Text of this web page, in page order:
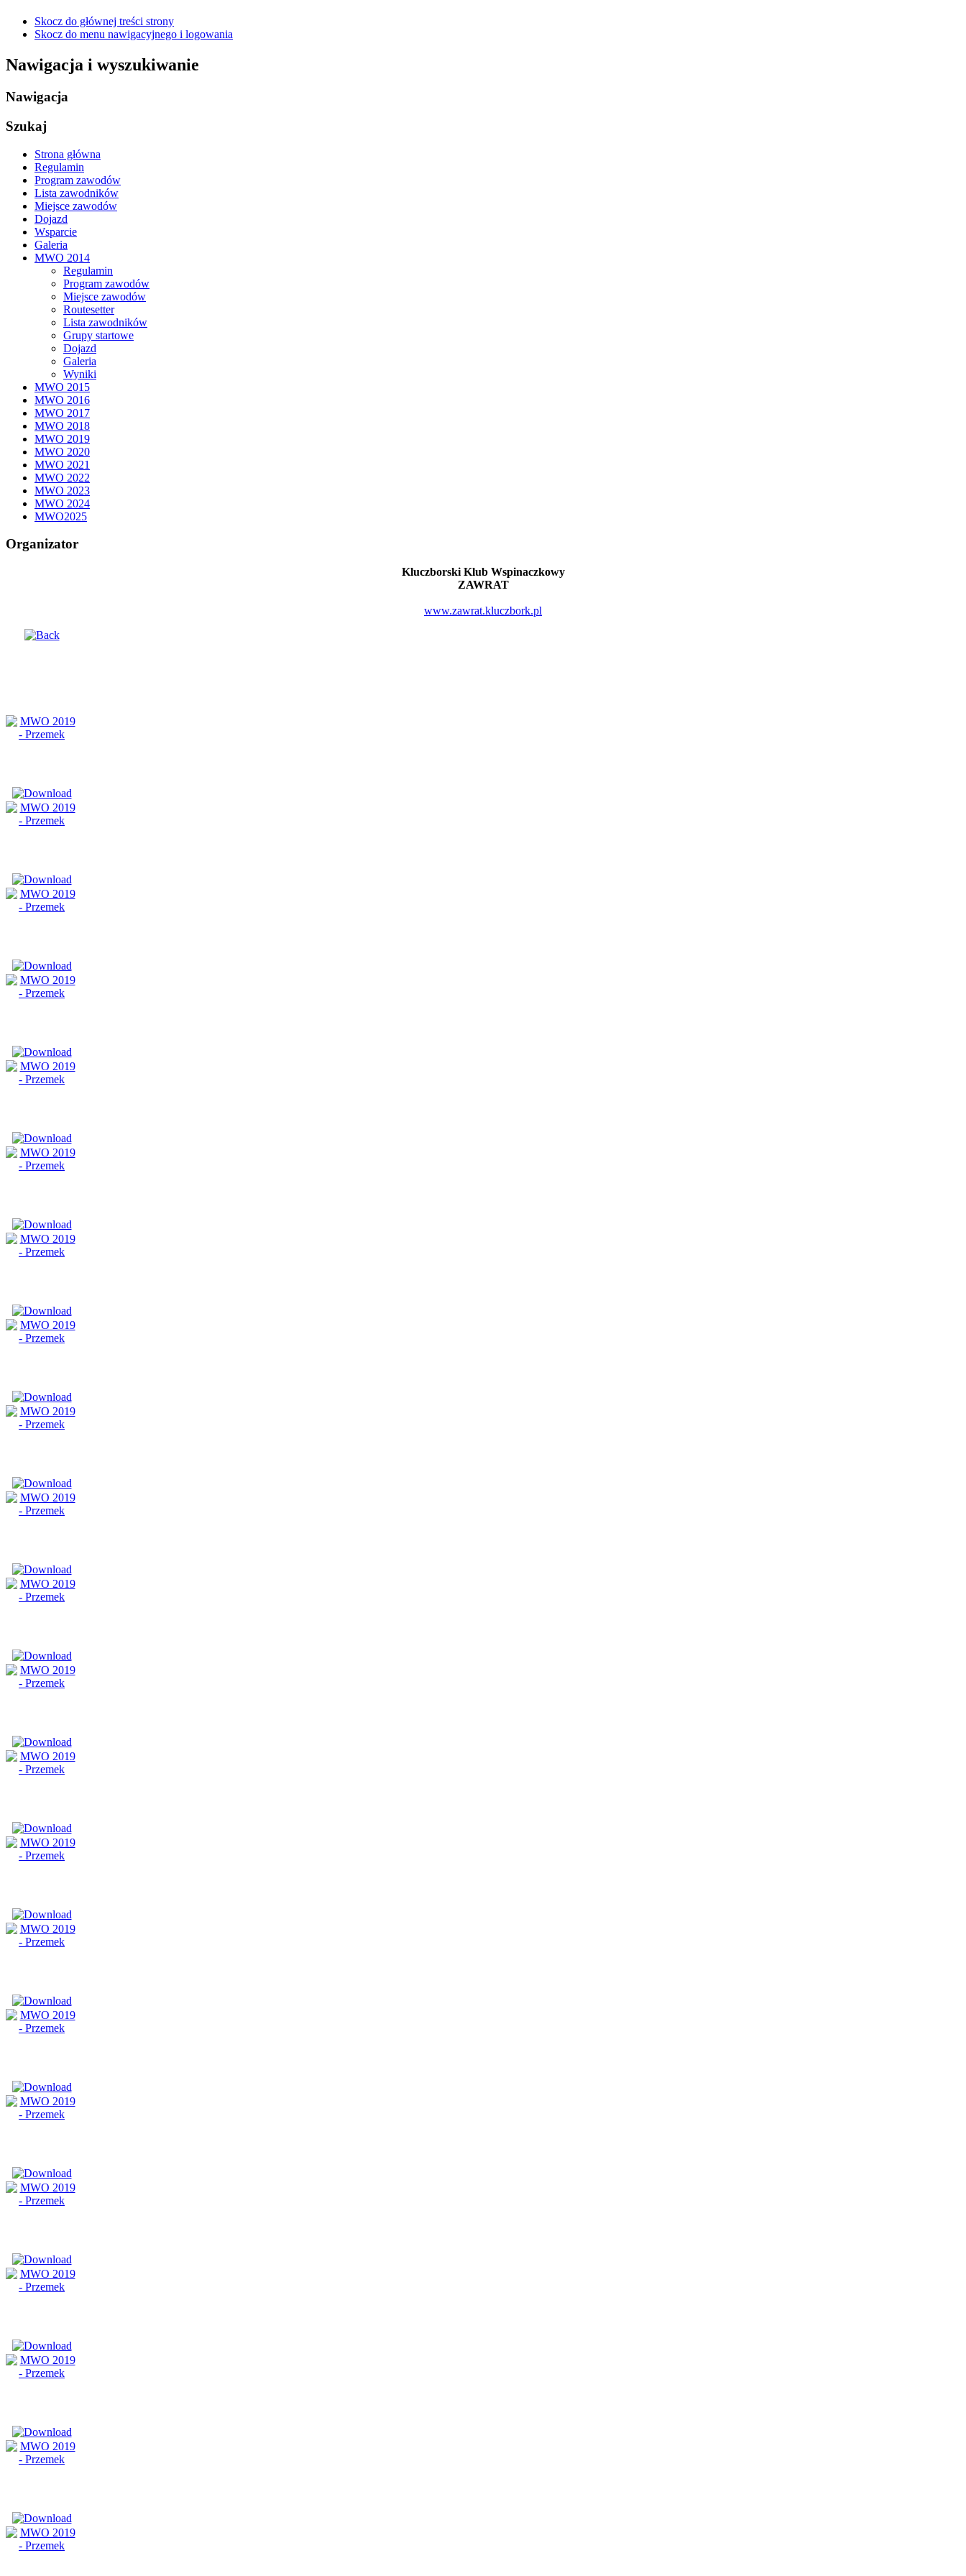
Skocz do głównej treści strony
Skocz do menu nawigacyjnego i logowania
Nawigacja i wyszukiwanie
Nawigacja
Szukaj
Strona główna
Regulamin
Program zawodów
Lista zawodników
Miejsce zawodów
Dojazd
Wsparcie
Galeria
MWO 2014
Regulamin
Program zawodów
Miejsce zawodów
Routesetter
Lista zawodników
Grupy startowe
Dojazd
Galeria
Wyniki
MWO 2015
MWO 2016
MWO 2017
MWO 2018
MWO 2019
MWO 2020
MWO 2021
MWO 2022
MWO 2023
MWO 2024
MWO2025
Organizator
Kluczborski Klub Wspinaczkowy
ZAWRAT
www.zawrat.kluczbork.pl